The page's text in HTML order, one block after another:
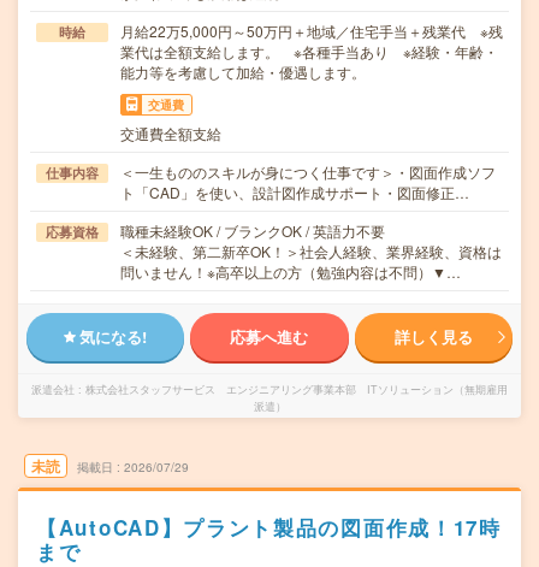
時給
月給22万5,000円～50万円＋地域／住宅手当＋残業代 ※残
業代は全額支給します。 ※各種手当あり ※経験・年齢・
能力等を考慮して加給・優遇します。
交通費
交通費全額支給
仕事内容
＜一生もののスキルが身につく仕事です＞・図面作成ソフ
ト「CAD」を使い、設計図作成サポート・図面修正…
応募資格
職種未経験OK / ブランクOK / 英語力不要
＜未経験、第二新卒OK！＞社会人経験、業界経験、資格は
問いません！※高卒以上の方（勉強内容は不問）▼…
気になる! 応募へ進む 詳しく見る
派遣会社
株式会社スタッフサービス エンジニアリング事業本部 ITソリューション（無期雇用
派遣）
未読 掲載日 2026/07/29
【AutoCAD】プラント製品の図面作成！17時
まで